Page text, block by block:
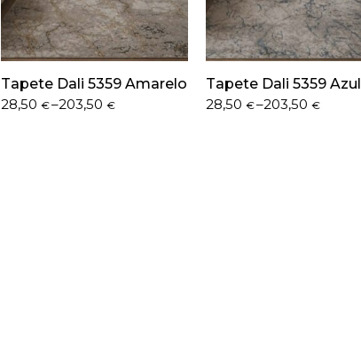
Tapete Dali 5359 Amarelo
28,50 €–203,50€
Price
Tapete Dali 5359 Azul
28,50 €–203,50€
Price